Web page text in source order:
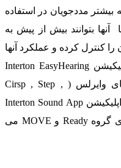
بیشتر مددجویان در استفاده
بتوانند بیش از پیش به
کنترل کرده و عملکرد آنها
را در بالاترین سطح بهینه سازند.. اپلیکیشن Interton EasyHearing
قابل استفاده توسط تمام سمعک های وایرلس ( Cirsp , Step ,
Centro , Ready ) بوده در صورتی که اپلیکیشن Interton Sound App
صرفا قابل استفاده توسط سمعک های گروه Ready و MOVE می